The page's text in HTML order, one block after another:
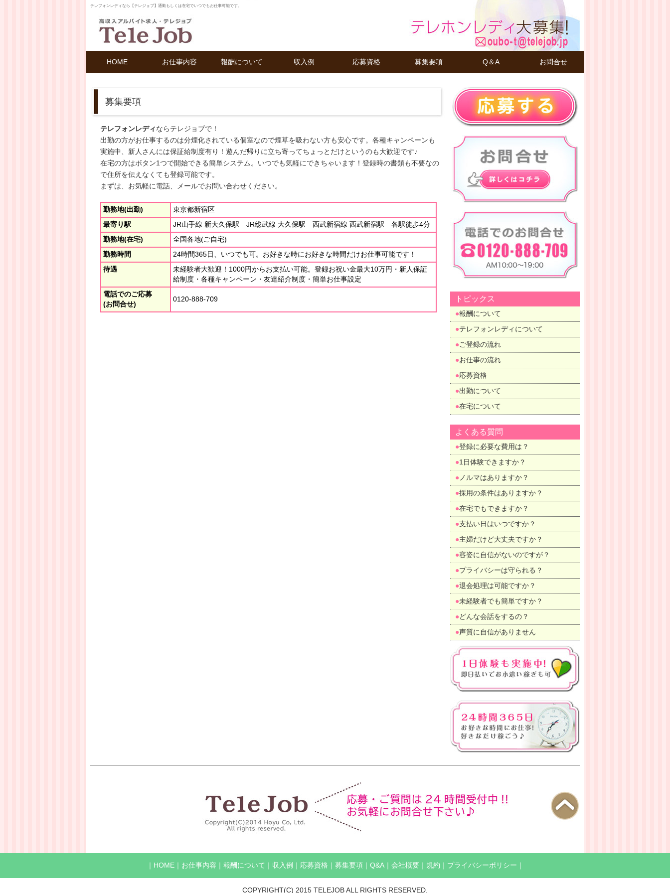
テレフォンレディなら【テレジョブ】通勤もしくは在宅でいつでもお仕事可能です。
HOME お仕事内容 報酬について 収入例 応募資格 募集要項 Q＆A お問合せ
募集要項
テレフォンレディならテレジョブで！
出勤の方がお仕事するのは分煙化されている個室なので煙草を吸わない方も安心です。各種キャンペーンも
実施中、新人さんには保証給制度有り！遊んだ帰りに立ち寄ってちょっとだけというのも大歓迎です♪
在宅の方はボタン1つで開始できる簡単システム。いつでも気軽にできちゃいます！登録時の書類も不要なの
で住所を伝えなくても登録可能です。
まずは、お気軽に電話、メールでお問い合わせください。
勤務地(出勤)
東京都新宿区
最寄り駅
JR山手線 新大久保駅 JR総武線 大久保駅 西武新宿線 西武新宿駅 各駅徒歩4分
勤務地(在宅)
全国各地(ご自宅)
勤務時間
24時間365日、いつでも可。お好きな時にお好きな時間だけお仕事可能です！
待遇
未経験者大歓迎！1000円からお支払い可能。登録お祝い金最大10万円・新人保証
給制度・各種キャンペーン・友達紹介制度・簡単お仕事設定
電話でのご応募
(お問合せ)
0120-888-709 トピックス
報酬について
テレフォンレディについて
ご登録の流れ
お仕事の流れ
応募資格
出勤について
在宅について
よくある質問
登録に必要な費用は？
1日体験できますか？
ノルマはありますか？
採用の条件はありますか？
在宅でもできますか？
支払い日はいつですか？
主婦だけど大丈夫ですか？
容姿に自信がないのですが？
プライバシーは守られる？
退会処理は可能ですか？
未経験者でも簡単ですか？
どんな会話をするの？
声質に自信がありません
HOME｜ お仕事内容 報酬について 収入例 応募資格 募集要項 Q&A｜ 会社概要｜ 規約 プライバシーポリシー
COPYRIGHT(C) 2015 TELEJOB ALL RIGHTS RESERVED.